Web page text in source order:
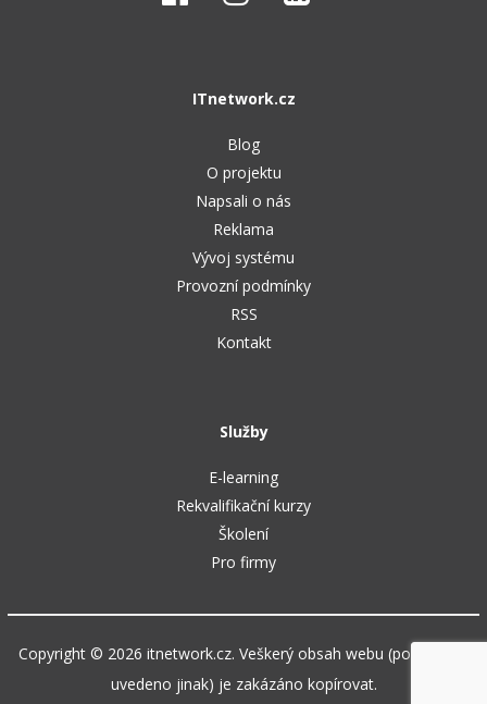
ITnetwork.cz
Blog
O projektu
Napsali o nás
Reklama
Vývoj systému
Provozní podmínky
RSS
Kontakt
Služby
E-learning
Rekvalifikační kurzy
Školení
Pro firmy
Copyright © 2026 itnetwork.cz. Veškerý obsah webu (pokud není
uvedeno jinak) je zakázáno kopírovat.